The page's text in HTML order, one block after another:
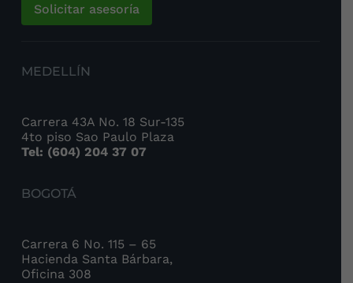
Solicitar asesoría
MEDELLÍN
Carrera 43A No. 18 Sur-135
4to piso Sao Paulo Plaza
Tel: (604) 204 37 07
BOGOTÁ
Carrera 6 No. 115 – 65
Hacienda Santa Bárbara,
Oficina 308